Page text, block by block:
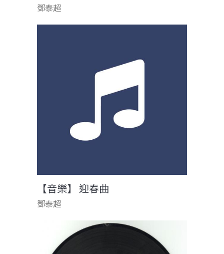
鄧泰超
【音樂】 迎春曲
鄧泰超